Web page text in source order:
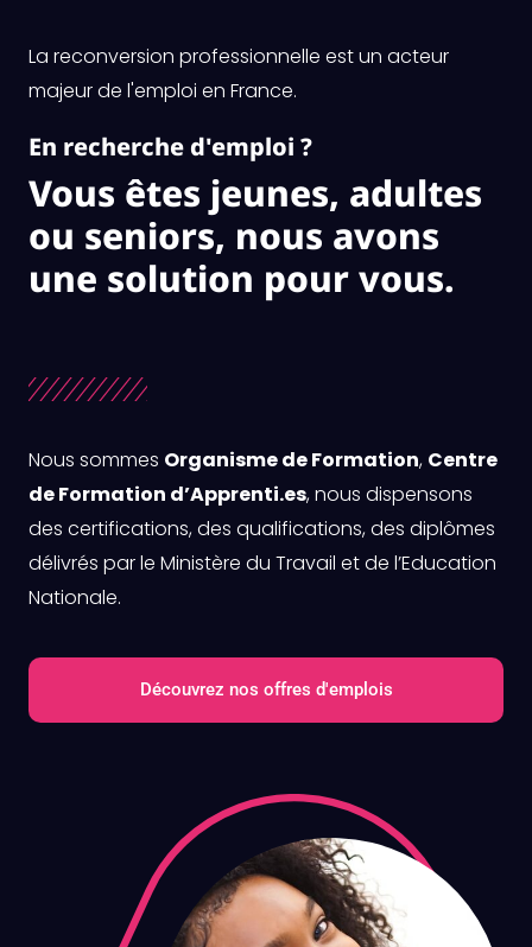
La reconversion professionnelle est un acteur
majeur de l'emploi en France.
En recherche d'emploi ?
Vous êtes jeunes, adultes
ou seniors, nous avons
une solution pour vous.
Nous sommes Organisme de Formation, Centre
de Formation d’Apprenti.es, nous dispensons
des certifications, des qualifications, des diplômes
délivrés par le Ministère du Travail et de l’Education
Nationale.
Découvrez nos offres d'emplois